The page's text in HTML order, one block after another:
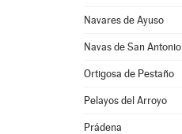
Navares de Ayuso
Navas de San Antonio
Ortigosa de Pestaño
Pelayos del Arroyo
Prádena